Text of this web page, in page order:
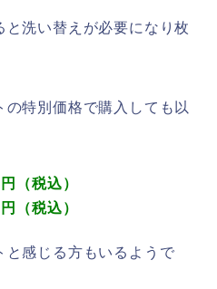
洗い替えが必要になり枚
特別価格で購入しても以
（税込）
（税込）
と感じる方もいるようで